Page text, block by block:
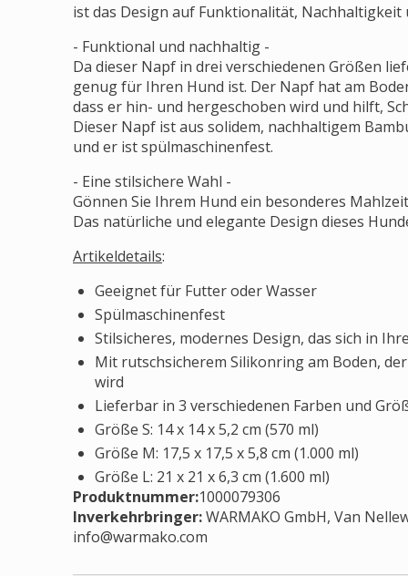
ist das Design auf Funktionalität,
- Funktional und nachhaltig -
Da dieser Napf in drei verschiedenen Größen
genug für Ihren Hund ist. Der Napf hat am
dass er hin- und hergeschoben wird und hilft,
Dieser Napf ist aus solidem, nachhaltigem
und er ist spülmaschinenfest.
- Eine stilsichere Wahl -
Gönnen Sie Ihrem Hund ein besonderes
Das natürliche und elegante Design dieses
Artikeldetails:
Geeignet für Futter oder Wasser
Spülmaschinenfest
Stilsicheres, modernes Design, das sich in
Mit rutschsicherem Silikonring am Boden,
wird
Lieferbar in 3 verschiedenen Farben und
Größe S: 14 x 14 x 5,2 cm (570 ml)
Größe M: 17,5 x 17,5 x 5,8 cm (1.000 ml)
Größe L: 21 x 21 x 6,3 cm (1.600 ml)
Produktnummer:1000079306
Inverkehrbringer:WARMAKO GmbH, Van
info@warmako.com